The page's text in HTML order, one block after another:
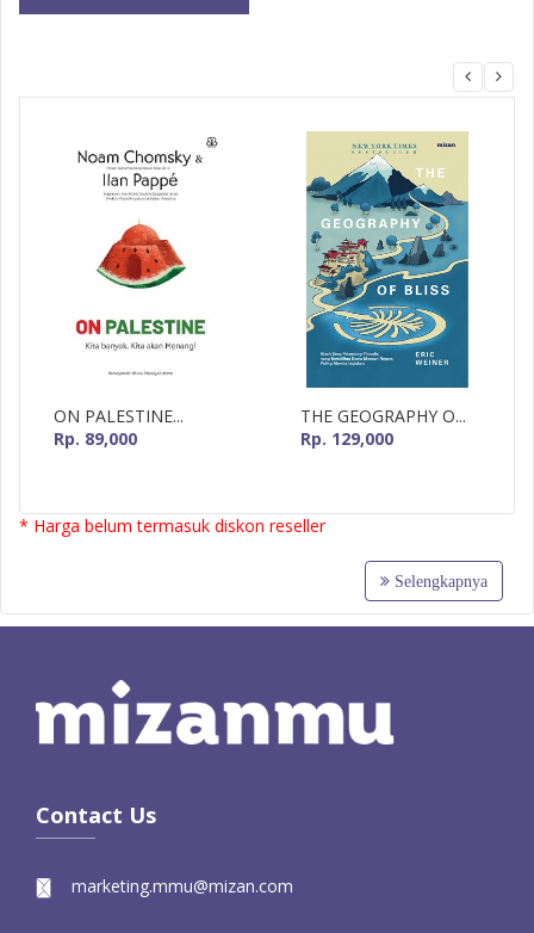
ON PALESTINE...
Rp. 89,000
THE GEOGRAPHY O...
Rp. 129,000
* Harga belum termasuk diskon reseller
Selengkapnya
Contact Us
marketing.mmu@mizan.com